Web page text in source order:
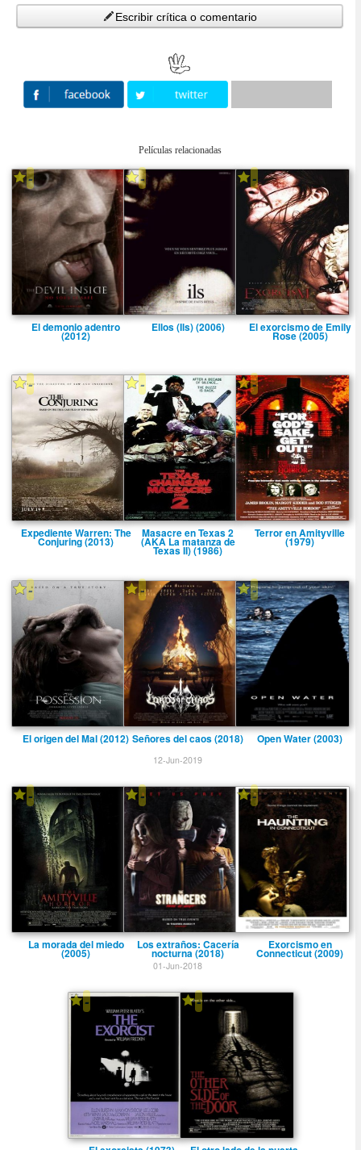
Escribir crítica o comentario
Películas relacionadas
-
El demonio adentro
(2012)
-
Ellos (Ils) (2006)
-
El exorcismo de Emily
Rose (2005)
-
Expediente Warren: The
Conjuring (2013)
-
Masacre en Texas 2
(AKA La matanza de
Texas II) (1986)
-
Terror en Amityville
(1979)
-
El origen del Mal (2012)
-
Señores del caos (2018)
12-Jun-2019
-
Open Water (2003)
-
La morada del miedo
(2005)
-
Los extraños: Cacerí­a
nocturna (2018)
01-Jun-2018
-
Exorcismo en
Connecticut (2009)
- -